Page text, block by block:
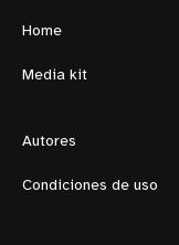
Home
Media kit
Autores
Condiciones de uso